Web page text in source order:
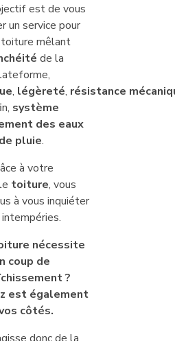
est de vous
un service pour
mêlant
de la
, légèreté, résistance
système
des eaux
de pluie.
à votre
toiture, vous
à vous inquiéter
nécessite
coup de
?
est également
côtés.